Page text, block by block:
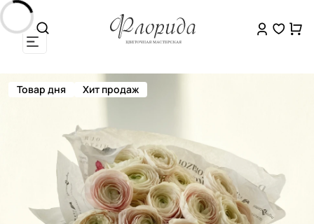
Товар дня Хит продаж